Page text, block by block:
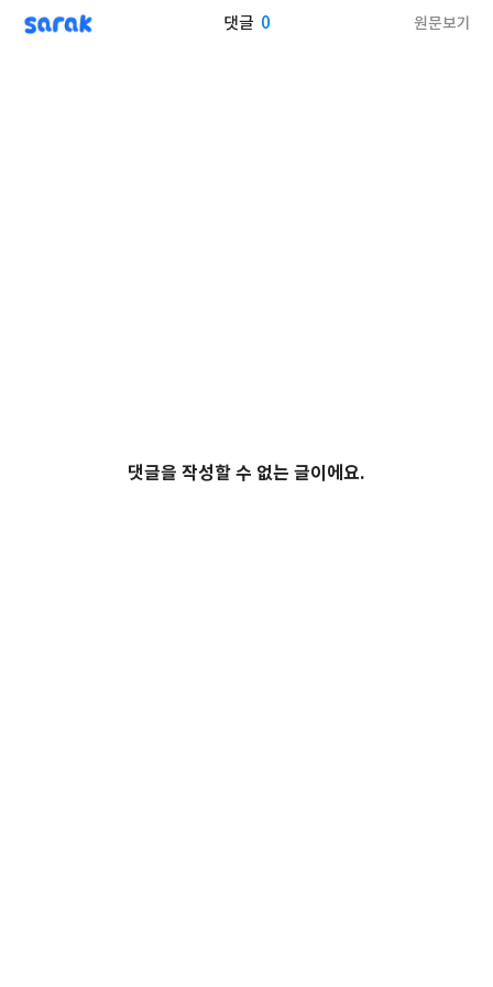
sarak 댓글 0 원문보기
댓글을 작성할 수 없는 글이에요.